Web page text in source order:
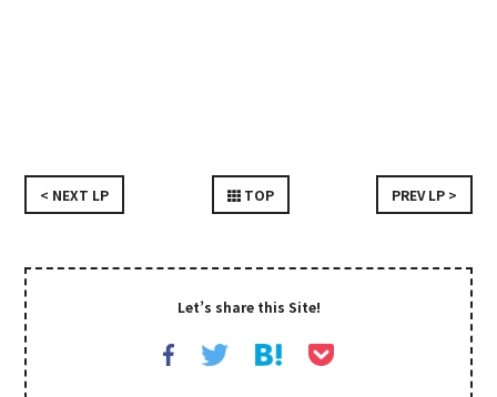
< NEXT LP TOP PREV LP >
Let’s share this Site!